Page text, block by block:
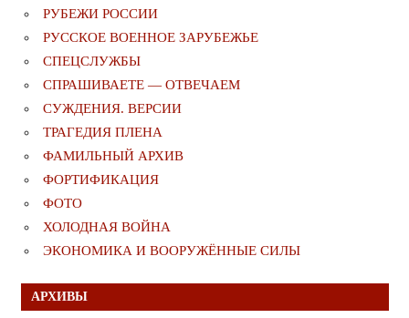
РУБЕЖИ РОССИИ
РУССКОЕ ВОЕННОЕ ЗАРУБЕЖЬЕ
СПЕЦСЛУЖБЫ
СПРАШИВАЕТЕ — ОТВЕЧАЕМ
СУЖДЕНИЯ. ВЕРСИИ
ТРАГЕДИЯ ПЛЕНА
ФАМИЛЬНЫЙ АРХИВ
ФОРТИФИКАЦИЯ
ФОТО
ХОЛОДНАЯ ВОЙНА
ЭКОНОМИКА И ВООРУЖЁННЫЕ СИЛЫ
АРХИВЫ